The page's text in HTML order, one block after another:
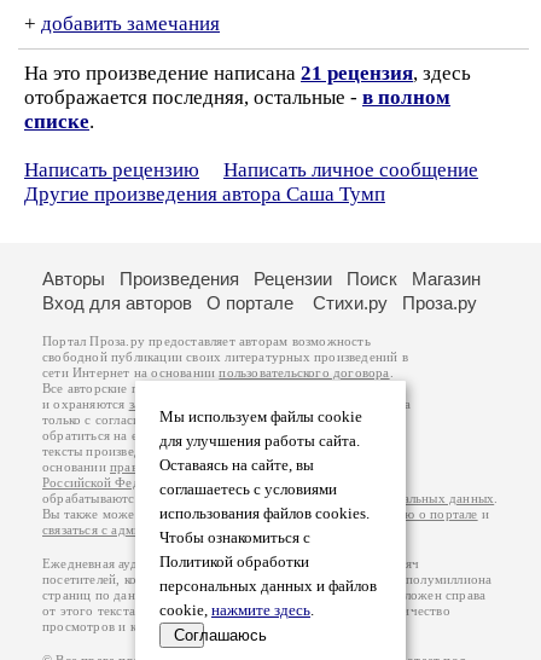
+ добавить замечания
На это произведение написана 21 рецензия, здесь
отображается последняя, остальные - в полном
списке.
Написать рецензию
Написать личное сообщение
Другие произведения автора Саша Тумп
Мы используем файлы cookie
для улучшения работы сайта.
Оставаясь на сайте, вы
соглашаетесь с условиями
использования файлов cookies.
Чтобы ознакомиться с
Политикой обработки
персональных данных и файлов
cookie, нажмите здесь.
Соглашаюсь
Авторы Произведения Рецензии Поиск
Магазин
Вход для авторов
О портале Стихи.ру Проза.ру
Портал Проза.ру предоставляет авторам возможность
свободной публикации своих литературных произведений в
сети Интернет на основаниипользовательского договора
Все авторские права на произведения принадлежат авторам
и охраняются законом
. Перепечатка произведений возможна
только с согласия его автора, к которому вы можете
обратиться на его авторской странице. Ответственность за
тексты произведений авторы несут самостоятельно на
основанииправил публикацииизаконодательства
Российской Федерации
обрабатываются на основанииПолитики обработки персональных данных
Вы также можете посмотреть более подробнуюинформацию о портале и
связаться с администрацией
Ежедневная аудитория портала Проза.ру – порядка 100 тысяч
посетителей, которые в общей сумме просматривают более полумиллиона
страниц по данным счетчика посещаемости, который расположен справа
от этого текста. В каждой графе указано по две цифры: количество
просмотров и количество посетителей.